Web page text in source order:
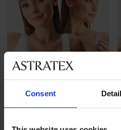
Consent